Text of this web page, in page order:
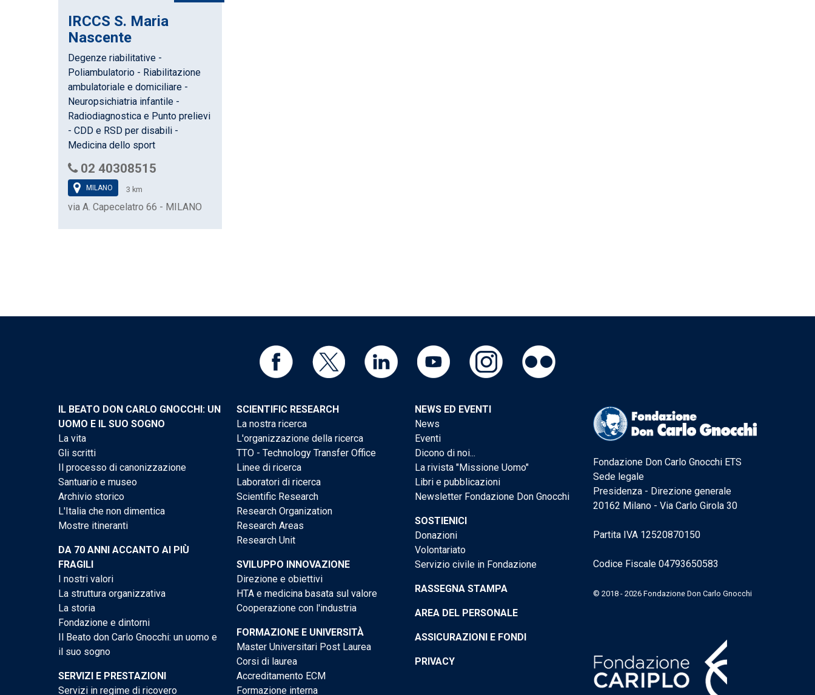
IRCCS S. Maria
Nascente
Degenze riabilitative -
Poliambulatorio - Riabilitazione
ambulatoriale e domiciliare -
Neuropsichiatria infantile -
Radiodiagnostica e Punto prelievi
- CDD e RSD per disabili -
Medicina dello sport
02 40308515
MILANO 3 km
via A. Capecelatro 66 - MILANO
IL BEATO DON CARLO GNOCCHI: UN
UOMO E IL SUO SOGNO
La vita
Gli scritti
Il processo di canonizzazione
Santuario e museo
Archivio storico
L'Italia che non dimentica
Mostre itineranti
DA 70 ANNI ACCANTO AI PIÙ
FRAGILI
I nostri valori
La struttura organizzativa
La storia
Fondazione e dintorni
Il Beato don Carlo Gnocchi: un uomo e
il suo sogno
SERVIZI E PRESTAZIONI
Servizi in regime di ricovero
SCIENTIFIC RESEARCH
La nostra ricerca
L'organizzazione della ricerca
TTO - Technology Transfer Office
Linee di ricerca
Laboratori di ricerca
Scientific Research
Research Organization
Research Areas
Research Unit
SVILUPPO INNOVAZIONE
Direzione e obiettivi
HTA e medicina basata sul valore
Cooperazione con l'industria
FORMAZIONE E UNIVERSITÀ
Master Universitari Post Laurea
Corsi di laurea
Accreditamento ECM
Formazione interna
NEWS ED EVENTI
News
Eventi
Dicono di noi...
La rivista "Missione Uomo"
Libri e pubblicazioni
Newsletter Fondazione Don Gnocchi
SOSTIENICI
Donazioni
Volontariato
Servizio civile in Fondazione
RASSEGNA STAMPA
AREA DEL PERSONALE
ASSICURAZIONI E FONDI
PRIVACY
Fondazione Don Carlo Gnocchi ETS
Sede legale
Presidenza - Direzione generale
20162 Milano - Via Carlo Girola 30
Partita IVA 12520870150
Codice Fiscale 04793650583
© 2018 - 2026 Fondazione Don Carlo Gnocchi